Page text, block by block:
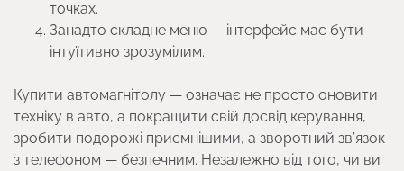
точках.
Занадто складне меню — інтерфейс має бути
інтуїтивно зрозумілим.
Купити автомагнітолу — означає не просто оновити
техніку в авто, а покращити свій досвід керування,
зробити подорожі приємнішими, а зворотний зв’язок
з телефоном — безпечним. Незалежно від того, чи ви